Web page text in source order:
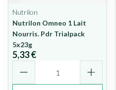
Nutrilon
Nutrilon Omneo 1 Lait
Nourris. Pdr Trialpack
5x23g
5,33 €